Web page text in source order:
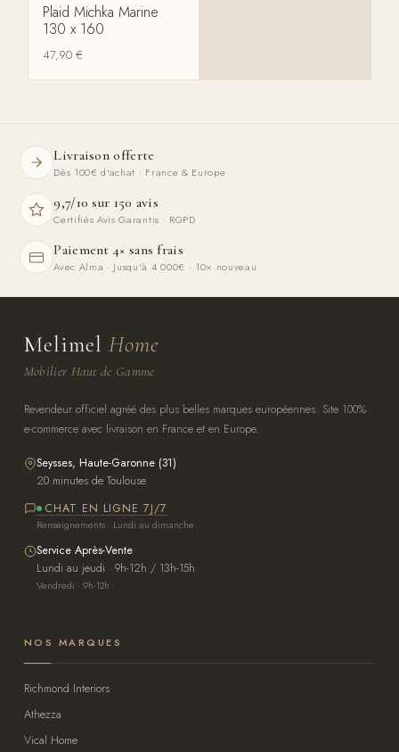
Plaid Michka Marine
130 x 160
47,90€
Livraison offerte
Dès 100€ d'achat · France & Europe
9,7/10 sur 150 avis
Certifiés Avis Garantis · RGPD
Paiement 4× sans frais
Avec Alma · Jusqu'à 4 000€ · 10× nouveau
Melimel Home
Mobilier Haut de Gamme
Revendeur officiel agréé des plus belles marques européennes. Site 100%
e-commerce avec livraison en France et en Europe.
Seysses, Haute-Garonne (31)
20 minutes de Toulouse
CHAT EN LIGNE 7J/7
Renseignements · Lundi au dimanche
Service Après-Vente
Lundi au jeudi · 9h-12h / 13h-15h
Vendredi · 9h-12h
NOS MARQUES
Richmond Interiors
Athezza
Vical Home